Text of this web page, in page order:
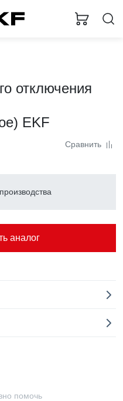
отключения
EKF
Сравнить
аналог
помочь